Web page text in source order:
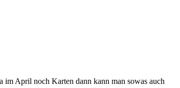
April noch Karten dann kann man sowas auch